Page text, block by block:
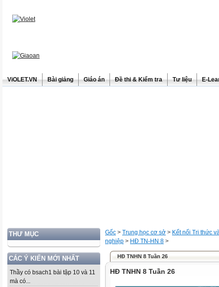
ViOLET.VN Bài giảng Giáo án Đề thi & Kiểm tra Tư liệu E-
THƯ MỤC
CÁC Ý KIẾN MỚI NHẤT
Thầy có bsach1 bài tập 10 và 11
mà có...
Gốc > Trung học cơ sở > Kết nối Tri thức
nghiệp > HĐ TN-HN 8 >
HĐ TNHN 8 Tuần 26
HĐ TNHN 8 Tuần 26